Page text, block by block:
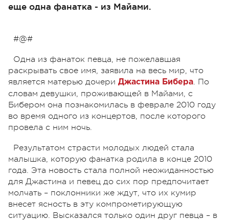
еще одна фанатка - из Майами.
#@#
Одна из фанаток певца, не пожелавшая
раскрывать свое имя, заявила на весь мир, что
является матерью дочери Джастина Бибера. По
словам девушки, проживающей в Майами, с
Бибером она познакомилась в феврале 2010 году
во время одного из концертов, после которого
провела с ним ночь.
Результатом страсти молодых людей стала
малышка, которую фанатка родила в конце 2010
года. Эта новость стала полной неожиданностью
для Джастина и певец до сих пор предпочитает
молчать – поклонники же ждут, что их кумир
внесет ясность в эту компрометирующую
ситуацию. Высказался только один друг певца – в